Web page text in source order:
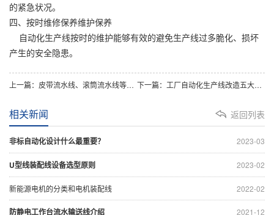
的紧急状况。
四、按时维修保养维护保养
自动化生产线按时的维护能够有效的避免生产线过多脆化、损坏
产生的安全隐患。
上一篇：皮带流水线、滚筒流水线等输送设备的特点 下一篇：工厂自动化生产线改造五大误区
返回列表
相关新闻
2023-03
非标自动化设计什么最重要？
2023-02
U型线装配线设备选型原则
2022-02
新能源电机的分类和电机装配线
2021-12
防静电工作台流水输送线介绍